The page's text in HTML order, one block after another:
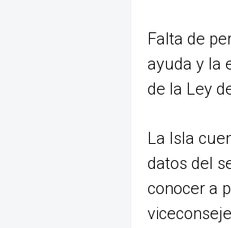
Falta de
ayuda y la
de la Ley
La Isla
datos del
conocer a